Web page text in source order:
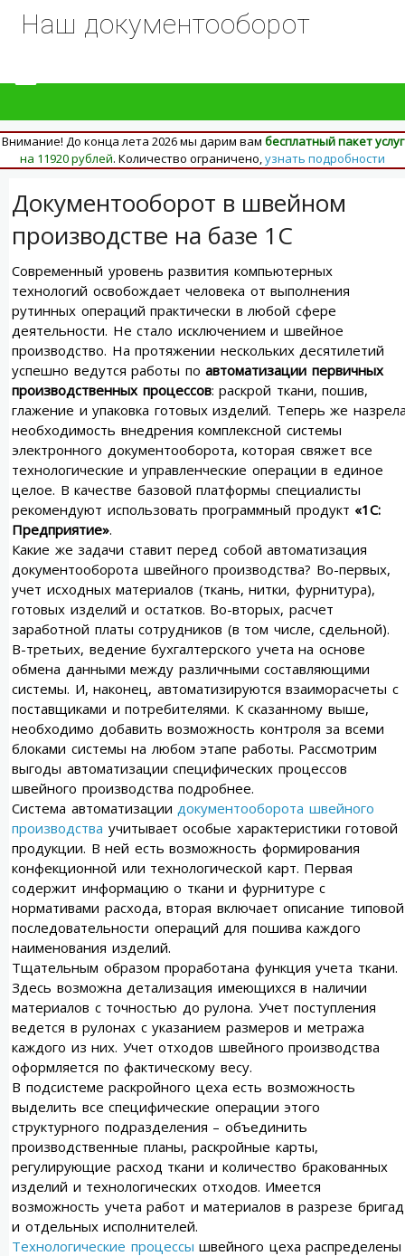
Наш документооборот
Внимание! До конца лета 2026 мы дарим вам бесплатный пакет услуг
на 11920 рублей. Количество ограничено,узнать подробности
Документооборот в швейном
производстве на базе 1С
Современный уровень развития компьютерных
технологий освобождает человека от выполнения
рутинных операций практически в любой сфере
деятельности. Не стало исключением и швейное
производство. На протяжении нескольких десятилетий
успешно ведутся работы по автоматизации первичных
производственных процессов: раскрой ткани, пошив,
глажение и упаковка готовых изделий. Теперь же
необходимость внедрения комплексной системы
электронного документооборота, которая свяжет все
технологические и управленческие операции в единое
целое. В качестве базовой платформы специалисты
рекомендуют использовать программный продукт «1С:
Предприятие».
Какие же задачи ставит перед собой автоматизация
документооборота швейного производства? Во-первых,
учет исходных материалов (ткань, нитки, фурнитура),
готовых изделий и остатков. Во-вторых, расчет
заработной платы сотрудников (в том числе, сдельной).
В-третьих, ведение бухгалтерского учета на основе
обмена данными между различными составляющими
системы. И, наконец, автоматизируются взаиморасчеты с
поставщиками и потребителями. К сказанному выше,
необходимо добавить возможность контроля за всеми
блоками системы на любом этапе работы. Рассмотрим
выгоды автоматизации специфических процессов
швейного производства подробнее.
Система автоматизации документооборота швейного
производства учитывает особые характеристики готовой
продукции. В ней есть возможность формирования
конфекционной или технологической карт. Первая
содержит информацию о ткани и фурнитуре с
нормативами расхода, вторая включает описание типовой
последовательности операций для пошива каждого
наименования изделий.
Тщательным образом проработана функция учета ткани.
Здесь возможна детализация имеющихся в наличии
материалов с точностью до рулона. Учет поступления
ведется в рулонах с указанием размеров и метража
каждого из них. Учет отходов швейного производства
оформляется по фактическому весу.
В подсистеме раскройного цеха есть возможность
выделить все специфические операции этого
структурного подразделения – объединить
производственные планы, раскройные карты,
регулирующие расход ткани и количество бракованных
изделий и технологических отходов. Имеется
возможность учета работ и материалов в разрезе бригад
и отдельных исполнителей.
Технологические процессы швейного цеха распределены